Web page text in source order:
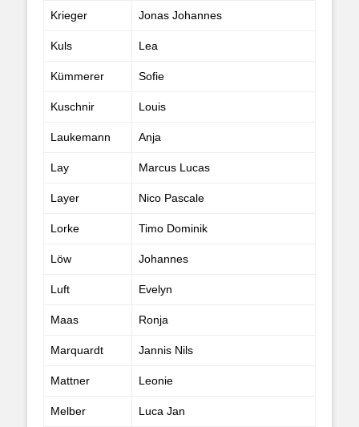
Krieger Jonas Johannes
Kuls Lea
Kümmerer Sofie
Kuschnir Louis
Laukemann Anja
Lay Marcus Lucas
Layer Nico Pascale
Lorke Timo Dominik
Löw Johannes
Luft Evelyn
Maas Ronja
Marquardt Jannis Nils
Mattner Leonie
Melber Luca Jan